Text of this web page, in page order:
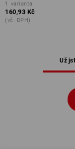
1 varianta
160,93 Kč
(vč. DPH)
Už